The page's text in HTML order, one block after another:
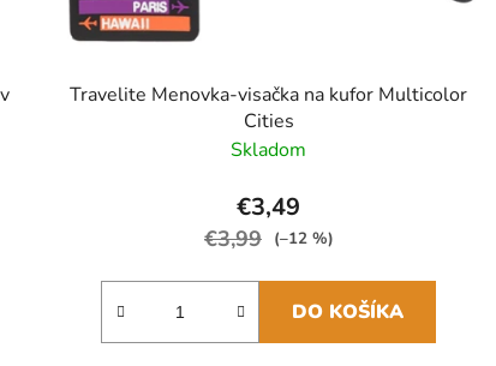
Travelite Menovka-visačka na kufor Multicolor
Cities
Skladom
€3,49
€3,99 (–12 %)
DO KOŠÍKA